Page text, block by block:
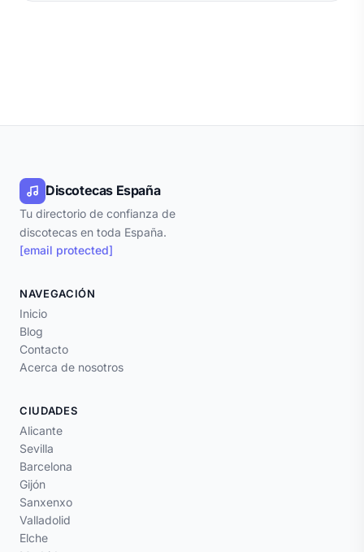
Discotecas España
Tu directorio de confianza de
discotecas en toda España.
[email protected]
NAVEGACIÓN
Inicio
Blog
Contacto
Acerca de nosotros
CIUDADES
Alicante
Sevilla
Barcelona
Gijón
Sanxenxo
Valladolid
Elche